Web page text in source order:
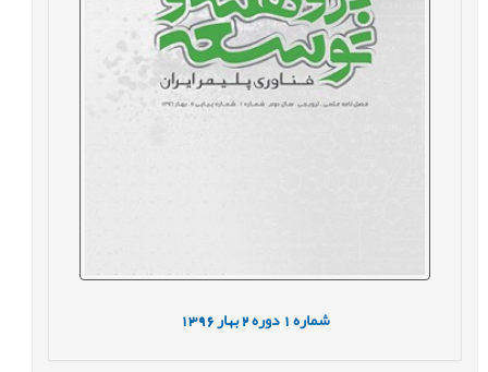
شماره1 دوره2 بهار1396